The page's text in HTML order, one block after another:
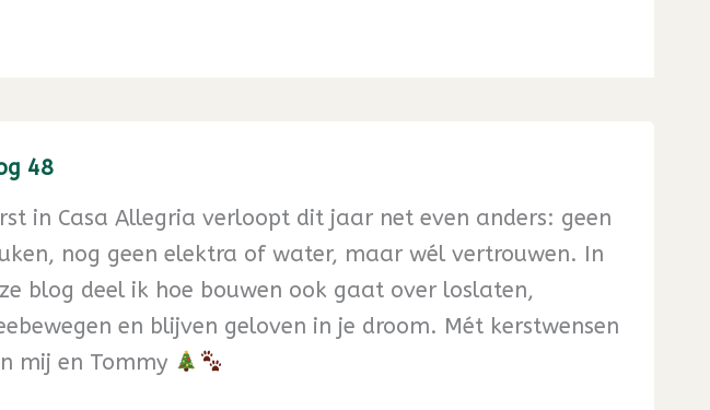
48
in Casa Allegria verloopt dit jaar net even anders: geen
nog geen elektra of water, maar wél vertrouwen. In
blog deel ik hoe bouwen ook gaat over loslaten,
en blijven geloven in je droom. Mét kerstwensen
mij en Tommy